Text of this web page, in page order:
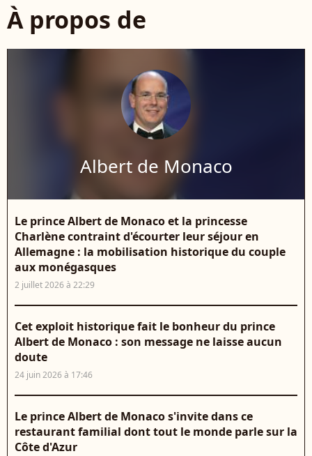
À propos de
Albert de Monaco
Le prince Albert de Monaco et la princesse
Charlène contraint d'écourter leur séjour en
Allemagne : la mobilisation historique du couple
aux monégasques
2 juillet 2026 à 22:29
Cet exploit historique fait le bonheur du prince
Albert de Monaco : son message ne laisse aucun
doute
24 juin 2026 à 17:46
Le prince Albert de Monaco s'invite dans ce
restaurant familial dont tout le monde parle sur la
Côte d'Azur